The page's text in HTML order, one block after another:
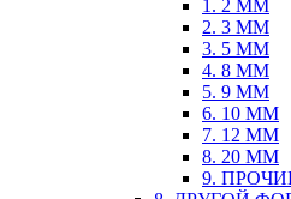
1. 2 ММ
2. 3 ММ
3. 5 ММ
4. 8 ММ
5. 9 ММ
6. 10 ММ
7. 12 ММ
8. 20 ММ
9.